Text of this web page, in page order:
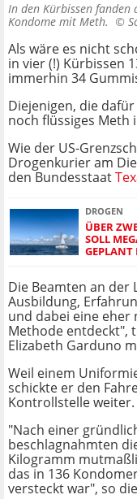
In den Kürbissen fanden
Kondome mit Meth. ©
Als wäre es nicht
in vier (!) Kürbissen
immerhin 34
Diejenigen, die
noch flüssiges Meth
Wie der US-
Drogenkurier am
den Bundesstaat
DROGEN
ÜBER
SOLL
GEPLANT
Die Beamten an der
Ausbildung,
und dabei eine eher
Methode entdeckt",
Elizabeth Garduno
Weil einem
schickte er den
Kontrollstelle weiter.
"Nach einer
beschlagnahmten
Kilogramm
das in 136
versteckt war", so